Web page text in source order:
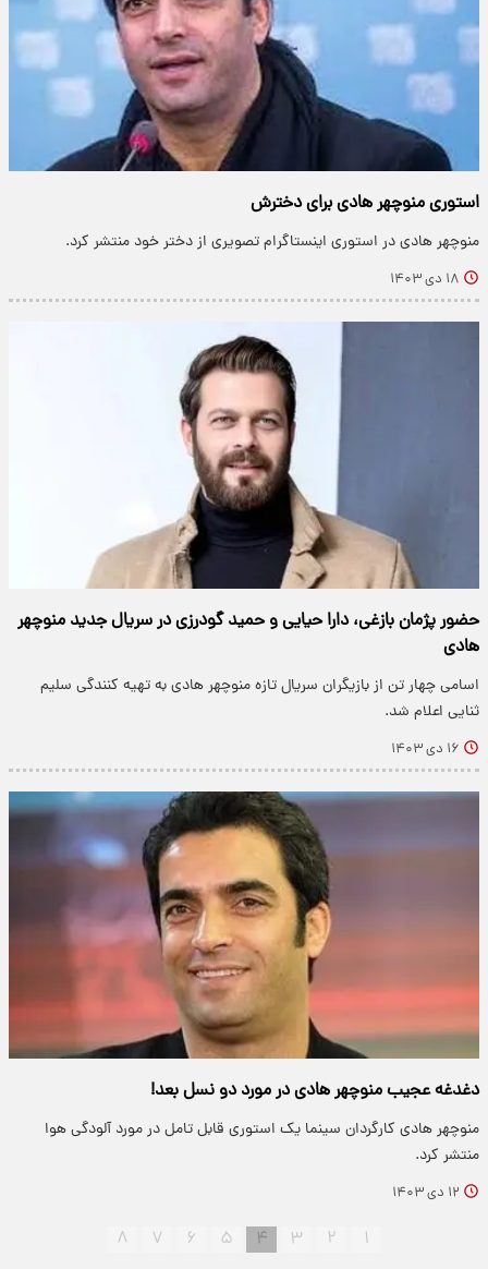
استوری منوچهر هادی برای دخترش
منوچهر هادی در استوری اینستاگرام تصویری از دختر خود منتشر کرد.
۱۸ دی ۱۴۰۳
حضور پژمان بازغی، دارا حیایی و حمید گودرزی در سریال جدید منوچهر
هادی
اسامی چهار تن از بازیگران سریال تازه منوچهر هادی به تهیه کنندگی سلیم
ثنایی اعلام شد.
۱۶ دی ۱۴۰۳
دغدغه عجیب منوچهر هادی در مورد دو نسل بعد!
منوچهر هادی کارگردان سینما یک استوری قابل تامل در مورد آلودگی هوا
منتشر کرد.
۱۲ دی ۱۴۰۳
۱ ۲ ۳ ۴ ۵ ۶ ۷ ۸